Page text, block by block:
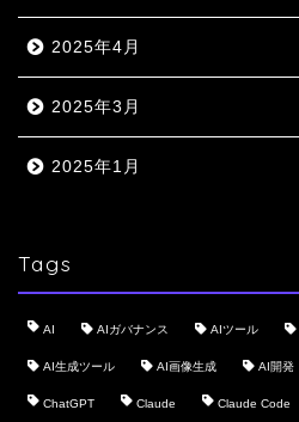
2025年4月
2025年3月
2025年1月
Tags
AI AIガバナンス AIツール
AI生成ツール AI画像生成 AI開発
ChatGPT Claude Claude Code